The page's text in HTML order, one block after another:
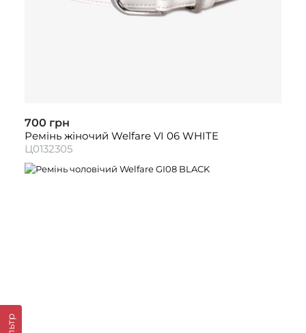
700 грн
Ремінь жіночий Welfare VI 06 WHITE
Ц0132305